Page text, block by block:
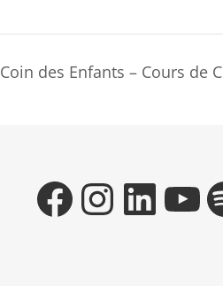
Coin des Enfants – Cours de